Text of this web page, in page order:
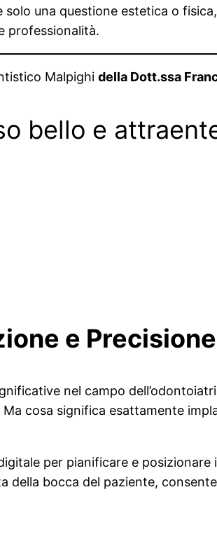
una questione estetica o
professionalità.
Malpighi della Dott.ssa
bello e
e
nel campo
cosa significa esattamente
per pianificare e
bocca del paziente,